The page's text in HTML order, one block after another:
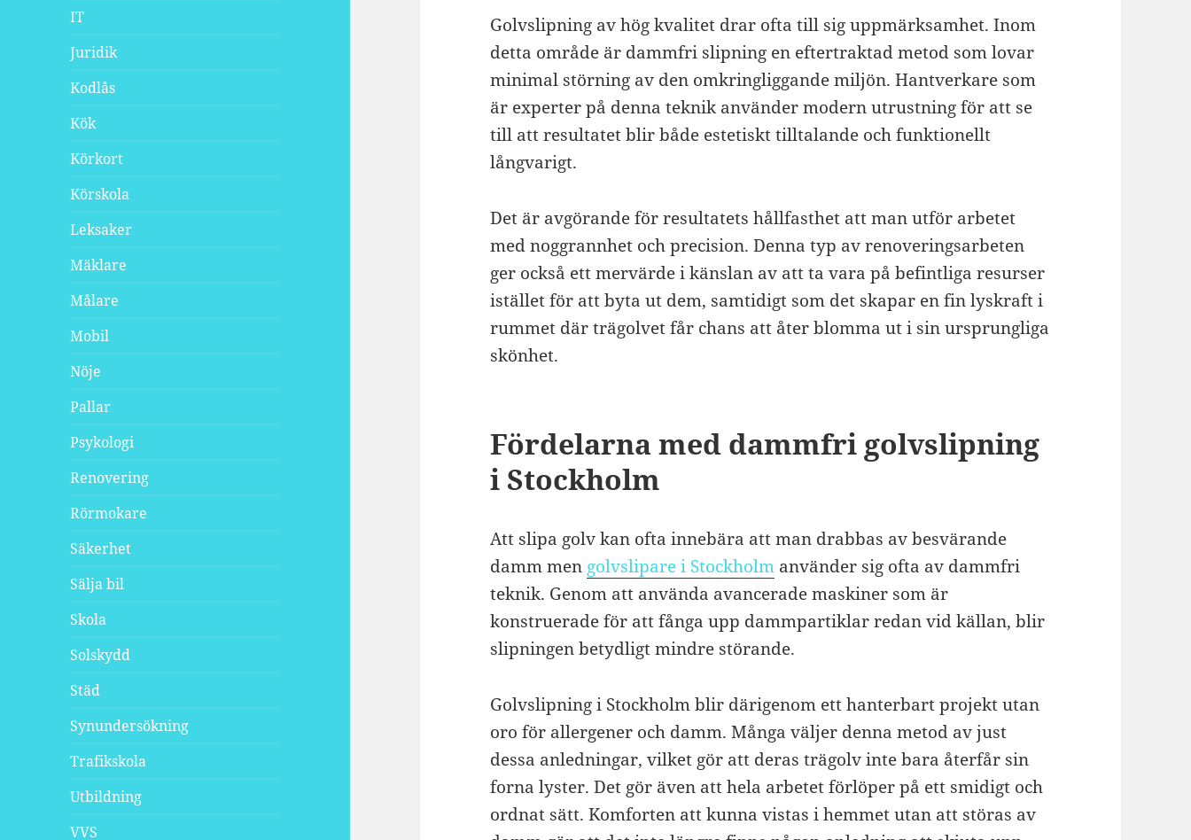
IT
Juridik
Kodlås
Kök
Körkort
Körskola
Leksaker
Mäklare
Målare
Mobil
Nöje
Pallar
Psykologi
Renovering
Rörmokare
Säkerhet
Sälja bil
Skola
Solskydd
Städ
Synundersökning
Trafikskola
Utbildning
VVS
Golvslipning av hög kvalitet drar ofta till sig uppmärksamhet. Inom
detta område är dammfri slipning en eftertraktad metod som lovar
minimal störning av den omkringliggande miljön. Hantverkare som
är experter på denna teknik använder modern utrustning för att se
till att resultatet blir både estetiskt tilltalande och funktionellt
långvarigt.
Det är avgörande för resultatets hållfasthet att man utför arbetet
med noggrannhet och precision. Denna typ av renoveringsarbeten
ger också ett mervärde i känslan av att ta vara på befintliga resurser
istället för att byta ut dem, samtidigt som det skapar en fin lyskraft i
rummet där trägolvet får chans att åter blomma ut i sin ursprungliga
skönhet.
Fördelarna med dammfri golvslipning
i Stockholm
Att slipa golv kan ofta innebära att man drabbas av besvärande
damm men golvslipare i Stockholm använder sig ofta av dammfri
teknik. Genom att använda avancerade maskiner som är
konstruerade för att fånga upp dammpartiklar redan vid källan, blir
slipningen betydligt mindre störande.
Golvslipning i Stockholm blir därigenom ett hanterbart projekt utan
oro för allergener och damm. Många väljer denna metod av just
dessa anledningar, vilket gör att deras trägolv inte bara återfår sin
forna lyster. Det gör även att hela arbetet förlöper på ett smidigt och
ordnat sätt. Komforten att kunna vistas i hemmet utan att störas av